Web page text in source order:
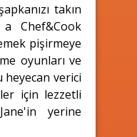
takın
Chef&Cook
pişirmeye
oyunları ve
heyecan verici
için lezzetli
yerine